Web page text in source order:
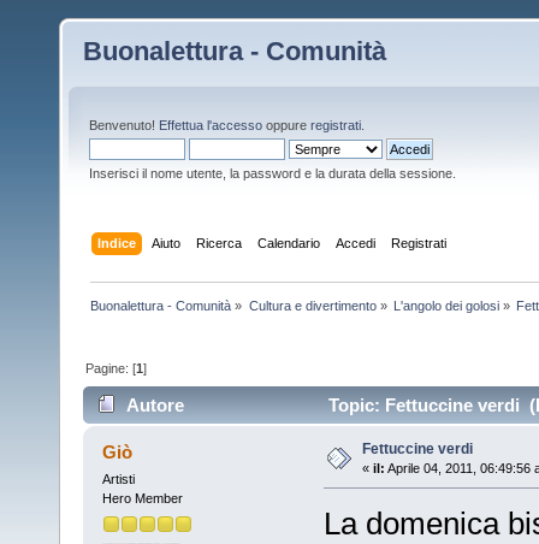
Buonalettura - Comunità
Benvenuto! Effettua l'accesso oppure registrati
Inserisci il nome utente, la password e la durata della sessione.
Indice Aiuto Ricerca Calendario Accedi Registrati
Buonalettura - Comunità » Cultura e divertimento» L'angolo dei golosi»
Pagine: [1]
Autore Topic: Fettuccine verdi
Giò
Artisti
Hero Member
Fettuccine verdi
« il: Aprile 04, 2011, 06:49:56
La domenica